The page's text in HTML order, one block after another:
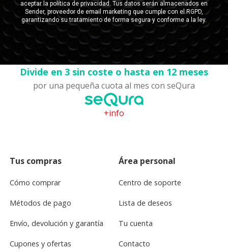
Divide en 3 sin coste o hasta en 12 meses
por una pequeña cuota al mes con seQura
+info
Tus compras
Cómo comprar
Métodos de pago
Envío, devolución y garantía
Cupones y ofertas
Área personal
Centro de soporte
Lista de deseos
Tu cuenta
Contacto